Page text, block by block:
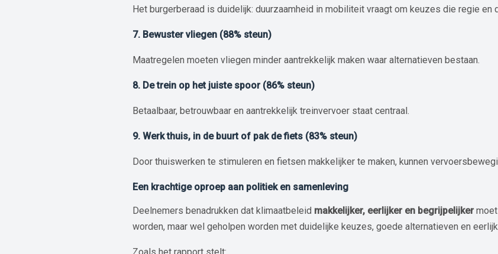
Het burgerberaad is duidelijk: duurzaamheid in mobiliteit vraagt om keuzes die regie en
7. Bewuster vliegen (88% steun)
Maatregelen moeten vliegen minder aantrekkelijk maken waar alternatieven bestaan.
8. De trein op het juiste spoor (86% steun)
Betaalbaar, betrouwbaar en aantrekkelijk treinvervoer staat centraal.
9. Werk thuis, in de buurt of pak de fiets (83% steun)
Door thuiswerken te stimuleren en fietsen makkelijker te maken, kunnen
Een krachtige oproep aan politiek en samenleving
Deelnemers benadrukken dat klimaatbeleid makkelijker, eerlijker en begrijpelijkermoet
worden, maar wel geholpen worden met duidelijke keuzes, goede alternatieven en